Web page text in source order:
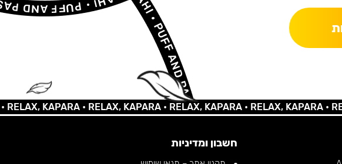
KAPARA •RELAX, KAPARA •RELAX, KAPARA •RELAX, KAPARA •
חשבון ומדיניות